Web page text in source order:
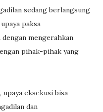
sedang berlangsung
paksa
mengerahkan
pihak-pihak yang
upaya eksekusi bisa
dan